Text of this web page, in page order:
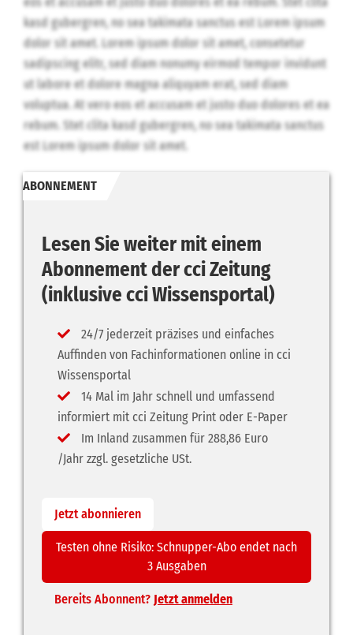
kasd gubergren, no sea takimata sanctus est Lorem ipsum
dolor sit amet. Lorem ipsum dolor sit amet, consetetur
sadipscing elitr, sed diam nonumy eirmod tempor invidunt
ut labore et dolore magna aliquyam erat, sed diam
voluptua. At vero eos et accusam et justo duo dolores et ea
rebum. Stet clita kasd gubergren, no sea takimata sanctus
est Lorem ipsum dolor sit amet.
ABONNEMENT
Lesen Sie weiter mit einem
Abonnement der cci Zeitung
(inklusive cci Wissensportal)
24/7 jederzeit präzises und einfaches
Auffinden von Fachinformationen online in cci
Wissensportal
14 Mal im Jahr schnell und umfassend
informiert mit cci Zeitung Print oder E-Paper
Im Inland zusammen für 288,86 Euro
/Jahr zzgl. gesetzliche USt.
Jetzt abonnieren
Testen ohne Risiko: Schnupper-Abo endet nach
3 Ausgaben
Bereits Abonnent? Jetzt anmelden